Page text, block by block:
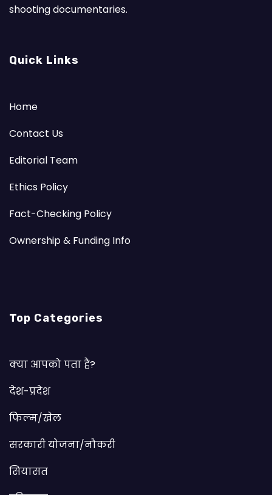
shooting documentaries.
Quick Links
Home
Contact Us
Editorial Team
Ethics Policy
Fact-Checking Policy
Ownership & Funding Info
Top Categories
क्या आपको पता हैं?
देश-प्रदेश
फिल्म/खेल
सरकारी योजना/नौकरी
सियासत